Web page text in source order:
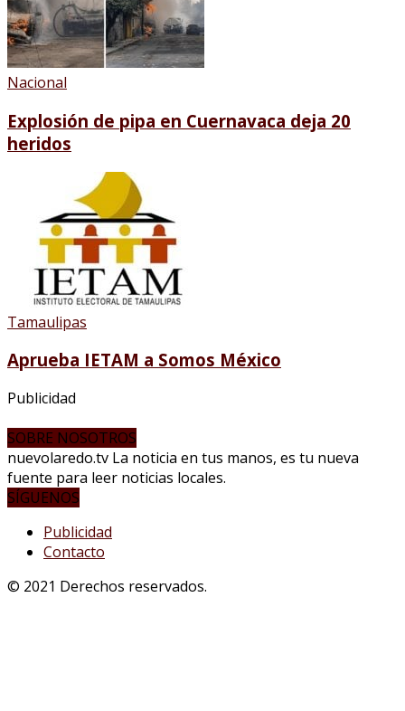
Nacional
Explosión de pipa en Cuernavaca deja 20
heridos
Tamaulipas
Aprueba IETAM a Somos México
Publicidad
SOBRE NOSOTROS
nuevolaredo.tv La noticia en tus manos, es tu nueva
fuente para leer noticias locales.
SÍGUENOS
Publicidad
Contacto
© 2021 Derechos reservados.